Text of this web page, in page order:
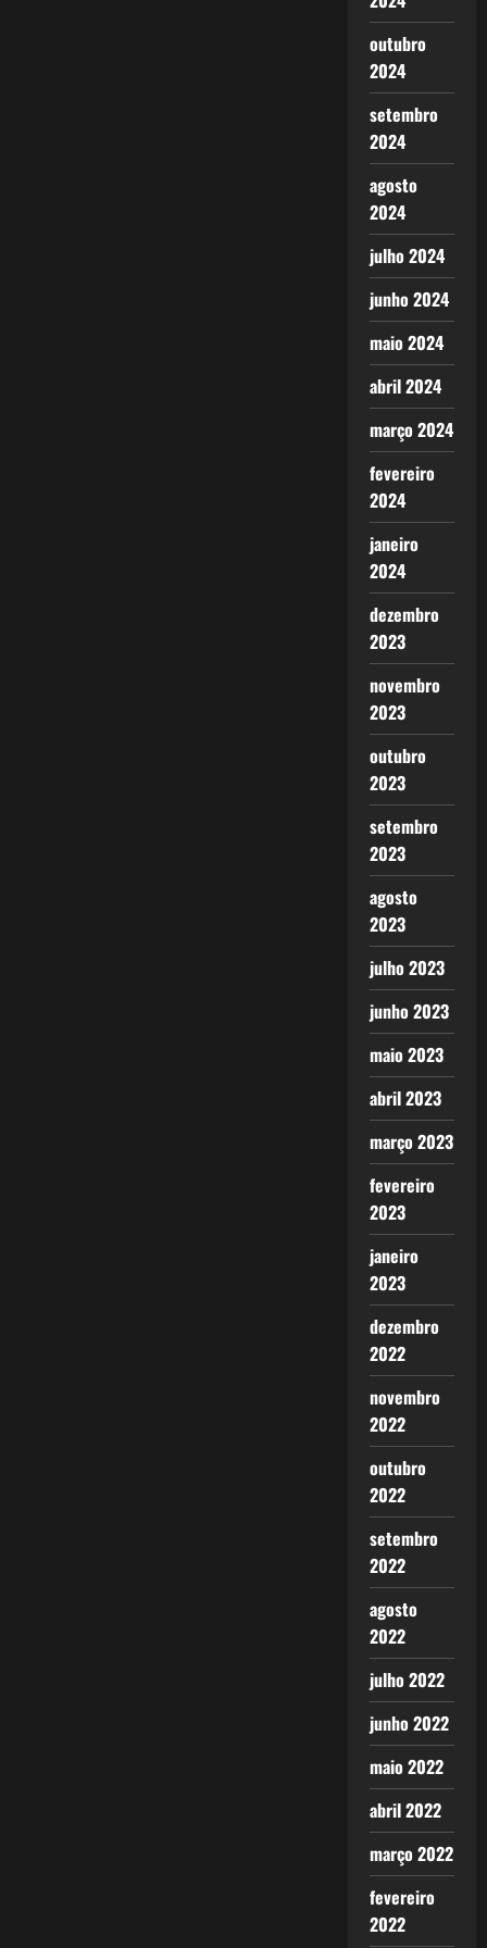
outubro
2024
setembro
2024
agosto
2024
julho 2024
junho 2024
maio 2024
abril 2024
março 2024
fevereiro
2024
janeiro
2024
dezembro
2023
novembro
2023
outubro
2023
setembro
2023
agosto
2023
julho 2023
junho 2023
maio 2023
abril 2023
março 2023
fevereiro
2023
janeiro
2023
dezembro
2022
novembro
2022
outubro
2022
setembro
2022
agosto
2022
julho 2022
junho 2022
maio 2022
abril 2022
março 2022
fevereiro
2022